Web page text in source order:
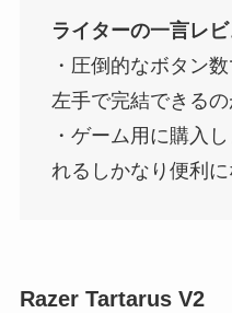
ライターの一言レビ
・圧倒的なボタン
左手で完結できるの
・ゲーム用に購入
れるしかなり便利に
Razer Tartarus V2